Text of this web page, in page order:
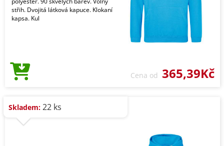
střih. Dvojitá látková kapuce. Klokaní
kapsa. Kul
Cena od 365,39Kč
Skladem: 22 ks